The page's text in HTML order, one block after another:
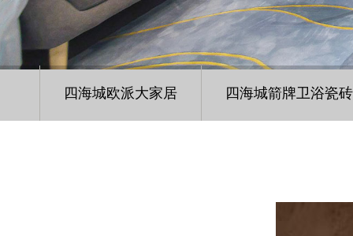
四海城欧派大家居 四海城箭牌卫浴瓷砖